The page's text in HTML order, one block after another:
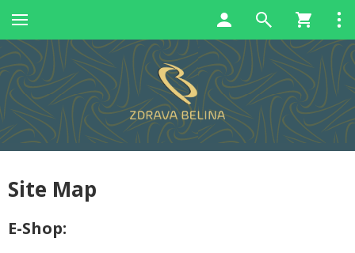
Site Map
E-Shop: